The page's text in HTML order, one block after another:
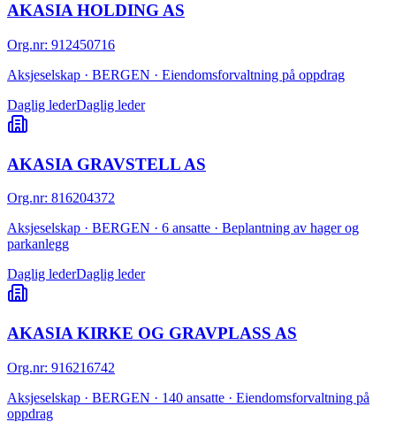
AKASIA HOLDING AS
Org.nr: 912450716
Aksjeselskap · BERGEN · Eiendomsforvaltning på oppdrag
Daglig lederDaglig leder
AKASIA GRAVSTELL AS
Org.nr: 816204372
Aksjeselskap · BERGEN · 6 ansatte · Beplantning av hager og
parkanlegg
Daglig lederDaglig leder
AKASIA KIRKE OG GRAVPLASS AS
Org.nr: 916216742
Aksjeselskap · BERGEN · 140 ansatte · Eiendomsforvaltning på
oppdrag